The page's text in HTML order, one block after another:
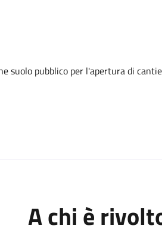
suolo pubblico per l'apertura di
A chi è